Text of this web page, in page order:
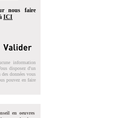
nous faire
ICI
information
disposez d'un
données vous
pouvez en faire
en oeuvres